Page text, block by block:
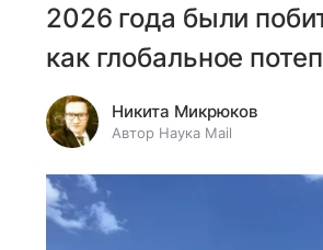
2026 года были
как глобальное
Никита Микрюков
Автор Наука Mail